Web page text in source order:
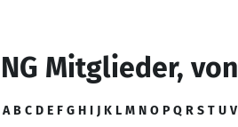
Mitglieder,
A B C D E F G H I J K L M N O P Q R S T U V